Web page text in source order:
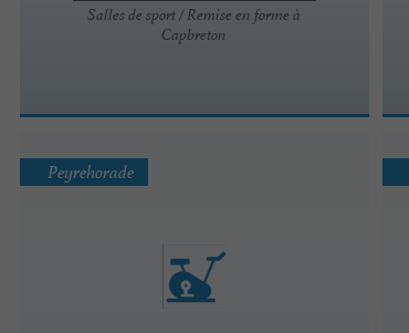
Salles de sport / Remise en forme à
Capbreton
Peyrehorade